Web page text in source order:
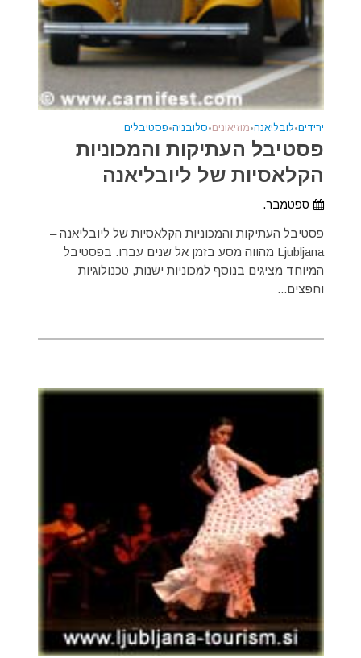
ירידים•לובליאנה•מוזיאונים•סלובניה•פסטיבלים
פסטיבל העתיקות והמכוניות
הקלאסיות של ליובליאנה
ספטמבר.
פסטיבל העתיקות והמכוניות הקלאסיות של ליובליאנה –
Ljubljana מהווה מסע בזמן אל שנים עברו. בפסטיבל
המיוחד מציגים בנוסף למכוניות ישנות, טכנולוגיות
וחפצים...